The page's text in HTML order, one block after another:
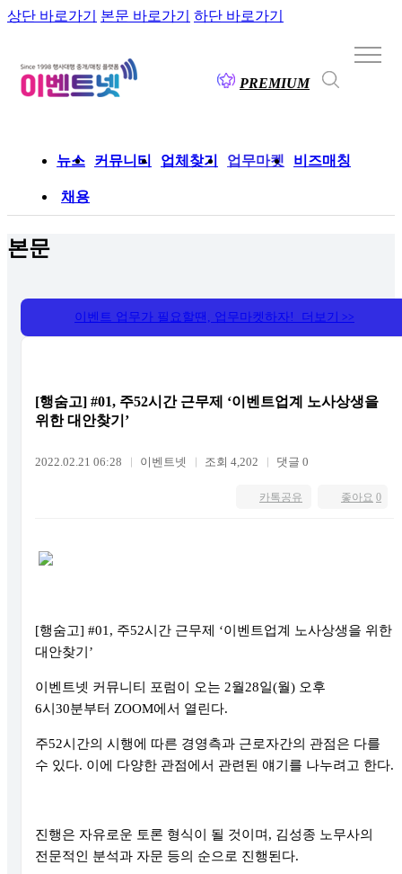
상단 바로가기 본문 바로가기 하단 바로가기
PREMIUM
뉴스 커뮤니티 업체찾기 업무마켓 비즈매칭
채용
본문
이벤트 업무가 필요할땐, 업무마켓하자! 더보기 >>
[행숨고] #01, 주52시간 근무제 ‘이벤트업계 노사상생을
위한 대안찾기’
2022.02.21 06:28 이벤트넷 조회 4,202 댓글 0
좋아요 0
카톡공유
[행숨고] #01, 주52시간 근무제 ‘이벤트업계 노사상생을 위한
대안찾기 ’
이벤트넷 커뮤니티 포럼이 오는 2월28일(월) 오후
6시 30분부터 ZOOM에서 열린다.
주52시간의 시행에 따른 경영측과 근로자간의 관점은 다를
수 있다. 이에 다양한 관점에서 관련된 얘기를 나누려고 한다.
진행은 자유로운 토론 형식이 될 것이며 , 김성종 노무사의
전문적인 분석과 자문 등의 순으로 진행된다.